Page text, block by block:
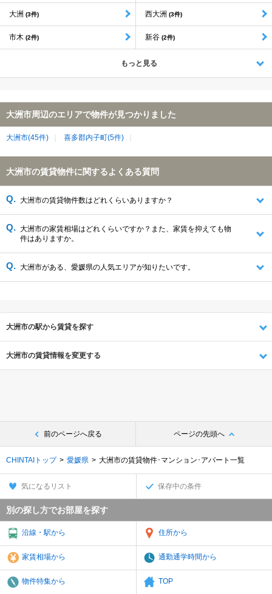
大洲 (3件) 西大洲 (3件)
市木 (2件) 新谷 (2件)
もっと見る
大洲市周辺のエリアで物件が見つかりました
大洲市(45件) 喜多郡内子町(5件)
大洲市の賃貸物件に関するよくある質問
大洲市の賃貸物件数はどれくらいありますか？
大洲市の家賃相場はどれくらいですか？また、家賃を抑えても物
件はありますか。
大洲市がある、愛媛県の人気エリアが知りたいです。
大洲市の駅から賃貸を探す
大洲市の賃貸情報を変更する
前のページへ戻る ページの先頭へ
CHINTAIトップ 愛媛県 大洲市の賃貸物件･マンション･アパート一覧
気になるリスト 保存中の条件
別の探し方でお部屋を探す
沿線・駅から 住所から
家賃相場から 通勤通学時間から
物件特集から TOP